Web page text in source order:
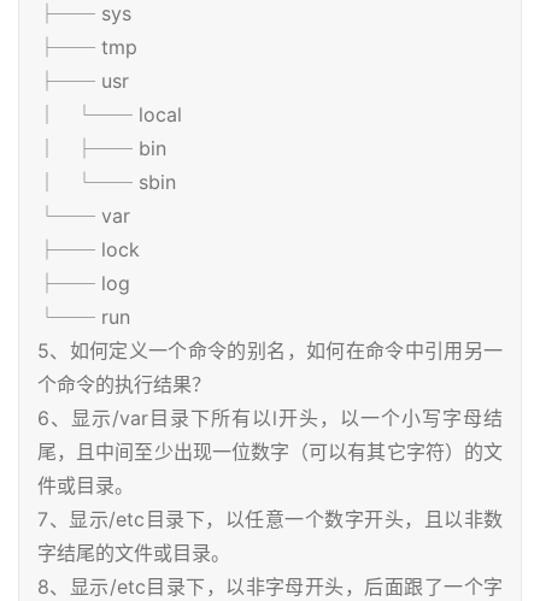
├── sys
├── tmp
├── usr
│ └── local
│ ├── bin
│ └── sbin
└── var
├── lock
├── log
└── run
5、如何定义一个命令的别名，如何在命令中引用另一
个命令的执行结果？
6、显示/var目录下所有以l开头，以一个小写字母结
尾，且中间至少出现一位数字（可以有其它字符）的文
件或目录。
7、显示/etc目录下，以任意一个数字开头，且以非数
字结尾的文件或目录。
8、显示/etc目录下，以非字母开头，后面跟了一个字